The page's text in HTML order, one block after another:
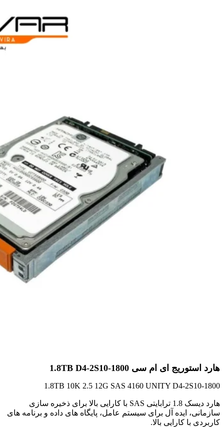
هارد استوریج ای ام سی 1.8TB D4-2S10-1800
1.8TB 10K 2.5 12G SAS 4160 UNITY D4-2S10-1800
هارد دیسک 1.8 ترابایتی SAS با کارایی بالا برای ذخیره سازی
سازمانی، ایده آل برای سیستم عامل، پایگاه های داده و برنامه های
کاربردی با کارایی بالا.